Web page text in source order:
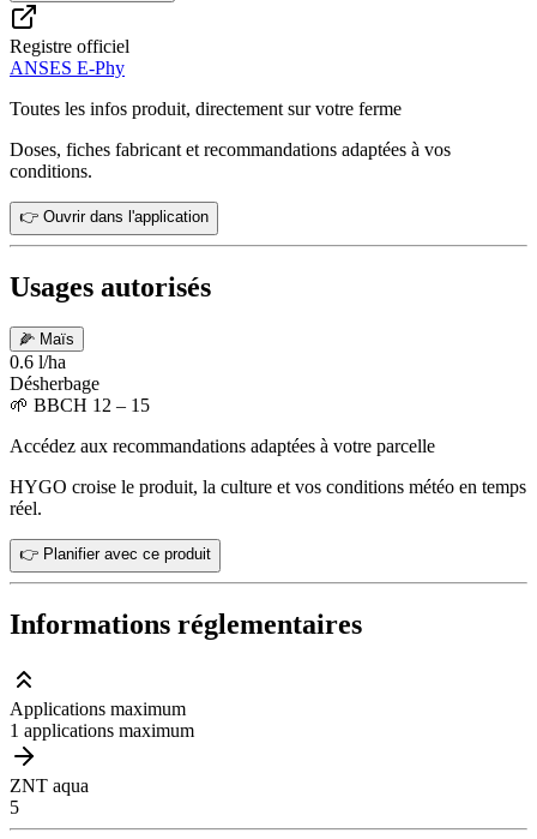
Registre officiel
ANSES E-Phy
Toutes les infos produit, directement sur votre ferme
Doses, fiches fabricant et recommandations adaptées à vos
conditions.
👉 Ouvrir dans l'application
Usages autorisés
🌽 Maïs
0.6 l/ha
Désherbage
🌱 BBCH 12 – 15
Accédez aux recommandations adaptées à votre parcelle
HYGO croise le produit, la culture et vos conditions météo en temps
réel.
👉 Planifier avec ce produit
Informations réglementaires
Applications maximum
1 applications maximum
ZNT aqua
5